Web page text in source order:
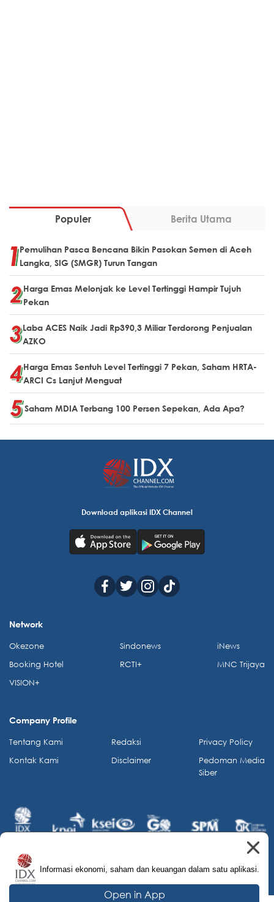
Populer Berita Utama
Pemulihan Pasca Bencana Bikin Pasokan Semen di Aceh
Langka, SIG (SMGR) Turun Tangan
Harga Emas Melonjak ke Level Tertinggi Hampir Tujuh
Pekan
Laba ACES Naik Jadi Rp390,3 Miliar Terdorong Penjualan
AZKO
Harga Emas Sentuh Level Tertinggi 7 Pekan, Saham HRTA-
ARCI Cs Lanjut Menguat
Saham MDIA Terbang 100 Persen Sepekan, Ada Apa?
Informasi ekonomi, saham dan keuangan dalam satu aplikasi.
Open in App
Download aplikasi IDX Channel
Network
Okezone
Booking Hotel
VISION+
Sindonews
RCTI+
iNews
MNC Trijaya
Company Profile
Tentang Kami
Kontak Kami
Redaksi
Disclaimer
Privacy Policy
Pedoman Media
Siber
© 2026 IDX Channel. All Rights Reserved.